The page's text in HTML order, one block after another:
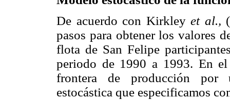
De acuerdo con Kirkleyet al.,
pasos para obtener los valores
flota de San Felipe
periodo de 1990 a 1993. En el
frontera de producción por
estocástica que especificamos